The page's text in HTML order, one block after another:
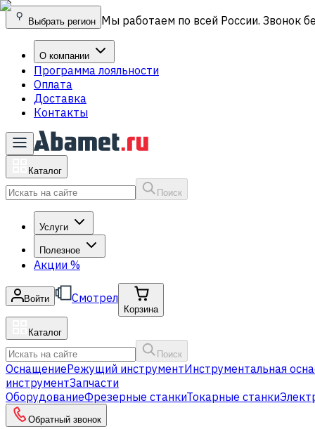
Выбрать регион Мы работаем по всей России. Звонок
О компании
Программа лояльности
Оплата
Доставка
Контакты
Каталог
Поиск
Услуги
Полезное
Акции %
Войти Смотрел
Корзина
Каталог
Поиск
ОснащениеРежущий инструментИнструментальная
инструментЗапчасти
ОборудованиеФрезерные станкиТокарные станки
Обратный звонок